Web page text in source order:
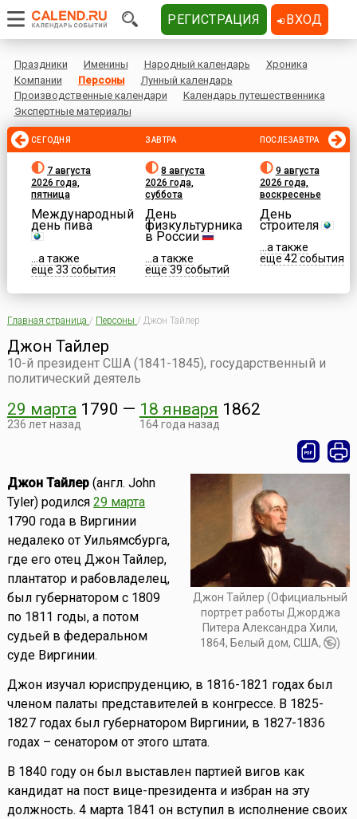
Праздники Именины Народный календарь
Хроника
Компании
Персоны
Лунный календарь
Производственные календари
Календарь путешественника
Экспертные материалы
СЕГОДНЯ
7 августа
2026 года,
пятница
Международный
день пива
...а также
еще 33 события
ЗАВТРА
8 августа
2026 года,
суббота
День
физкультурника
в России
...а также
еще 39 событий
ПОСЛЕЗАВТРА
9 августа
2026 года,
воскресенье
День
строителя
...а также
еще 42 события
Главная страница / Персоны / Джон Тайлер
Джон Тайлер
10-й президент США (1841-1845), государственный и
политический деятель
29 марта1790
236 лет назад
— 18 января 1862
164 года назад
Джон Тайлер (Официальный
портрет работы Джорджа
Питера Александра Хили,
1864, Белый дом, США,
)
Джон Тайлер(англ. John
Tyler) родился 29 марта
1790 года в Виргинии
недалеко от Уильямсбурга,
где его отец Джон Тайлер,
плантатор и рабовладелец,
был губернатором с 1809
по 1811 годы, а потом
судьей в федеральном
суде Виргинии.
Джон изучал юриспруденцию, в 1816-1821 годах был
членом палаты представителей в конгрессе. В 1825-
1827 годах был губернатором Виргинии, в 1827-1836
годах – сенатором от этого штата.
В 1840 году он был выставлен партией вигов как
кандидат на пост вице-президента и избран на эту
должность. 4 марта 1841 он вступил в исполнение своих
РЕГИСТРАЦИЯ ВХОД